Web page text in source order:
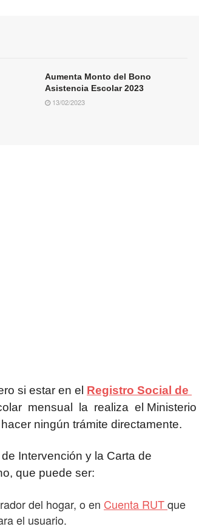
Aumenta Monto del Bono
Asistencia Escolar 2023
13/02/2023
si estar en el Registro Social de
mensual la realiza el Ministerio
ningún trámite directamente.
Intervención y la Carta de
que puede ser:
del hogar, o en Cuenta RUTque
el usuario.